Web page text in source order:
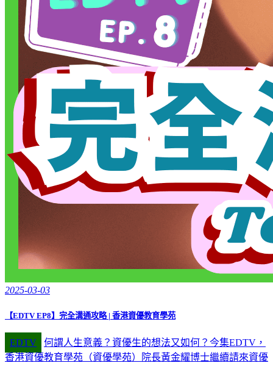
2025-03-03
【EDTV EP8】完全溝通攻略 | 香港資優教育學苑
EDTV
何謂人生意義？資優生的想法又如何？今集EDTV，
香港資優教育學苑（資優學苑）院長黃金耀博士繼續請來資優